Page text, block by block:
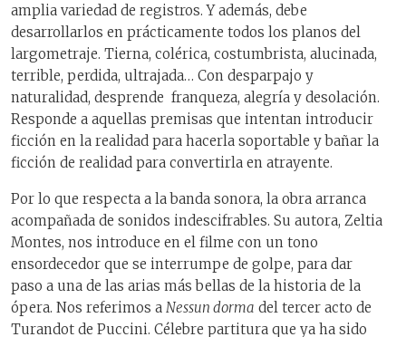
amplia variedad de registros. Y además, debe
desarrollarlos en prácticamente todos los planos del
largometraje. Tierna, colérica, costumbrista, alucinada,
terrible, perdida, ultrajada… Con desparpajo y
naturalidad, desprende franqueza, alegría y desolación.
Responde a aquellas premisas que intentan introducir
ficción en la realidad para hacerla soportable y bañar la
ficción de realidad para convertirla en atrayente.
Por lo que respecta a la banda sonora, la obra arranca
acompañada de sonidos indescifrables. Su autora, Zeltia
Montes, nos introduce en el filme con un tono
ensordecedor que se interrumpe de golpe, para dar
paso a una de las arias más bellas de la historia de la
ópera. Nos referimos a Nessun dorma del tercer acto de
Turandot de Puccini. Célebre partitura que ya ha sido